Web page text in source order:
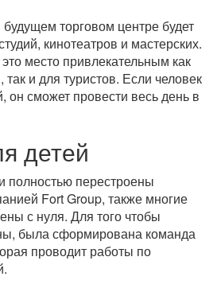
торговом центре будет
кинотеатров и мастерских.
место привлекательным как
и для туристов. Если человек
он сможет провести весь день в
детей
полностью перестроены
Fort Group, также многие
с нуля. Для того чтобы
была сформирована команда
проводит работы по